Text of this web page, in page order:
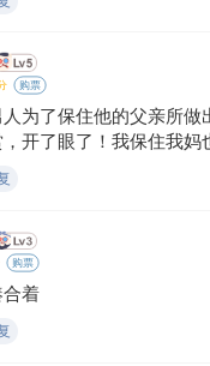
购票
为了保住他的父亲所做
开了眼了！我保住我妈
购票
着